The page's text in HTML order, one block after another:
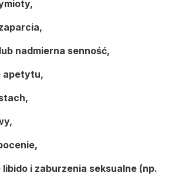
nadmierna senność,
apetytu,
libido i zaburzenia seksualne (np.